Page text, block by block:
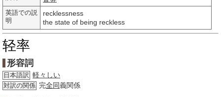
英語での説
明
recklessness
the state of being reckless
轻率
形容詞
日本語訳 軽々しい
対訳の関係 完全同義関係